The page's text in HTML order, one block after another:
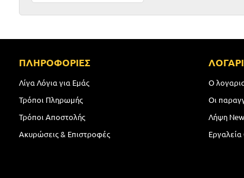
ΠΛΗΡΟΦΟΡΙΕΣ
Λίγα Λόγια για Εμάς
Τρόποι Πληρωμής
Τρόποι Αποστολής
Ακυρώσεις & Επιστροφές
Ο
Οι
Λήψη
Εργαλεία